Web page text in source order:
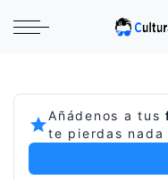
Añádenos a tus
te pierdas nada